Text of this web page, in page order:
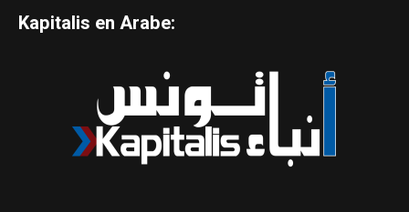
Kapitalis en Arabe: